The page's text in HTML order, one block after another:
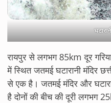
रायपुर से लगभग 85km दूर
में स्थित जतमई घटारानी मंदिर
से एक है। जतमई मंदिर और
है दोनों की बीच की दूरी लगभग